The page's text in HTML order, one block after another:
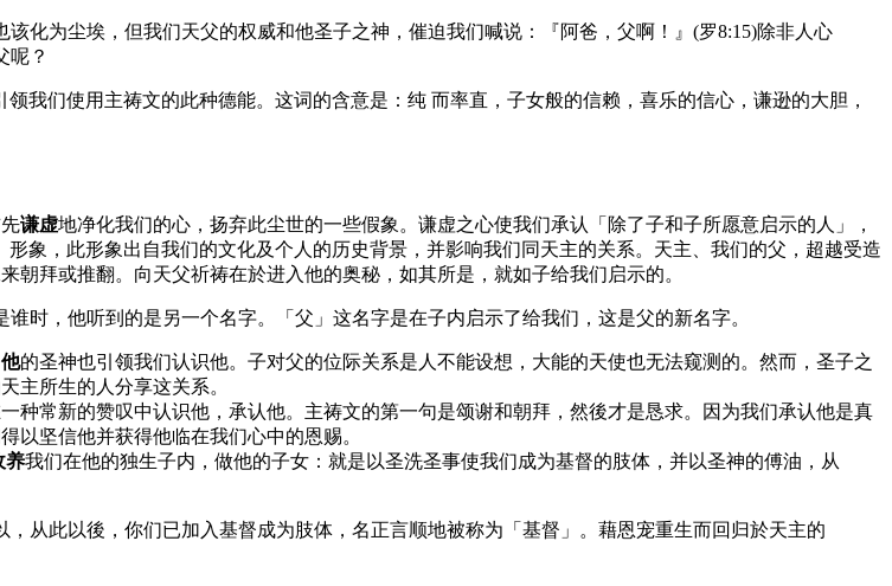
化为尘埃，但我们天父的权威和他圣子之神，催迫我们喊说：『阿爸，父啊！』(罗8:15)除非人心
呢？
我们使用主祷文的此种德能。这词的含意是：纯 而率直，子女般的信赖，喜乐的信心，谦逊的大胆，
谦虚地净化我们的心，扬弃此尘世的一些假象。谦虚之心使我们承认「除了子和子所愿意启示的人」，
形象，此形象出自我们的文化及个人的历史背景，并影响我们同天主的关系。天主、我们的父，超越受造
拜或推翻。向天父祈祷在於进入他的奥秘，如其所是，就如子给我们启示的。
时，他听到的是另一个名字。「父」这名字是在子内启示了给我们，这是父的新名字。
他的圣神也引领我们认识他。子对父的位际关系是人不能设想，大能的天使也无法窥测的。然而，圣子之
主所生的人分享这关系。
种常新的赞叹中认识他，承认他。主祷文的第一句是颂谢和朝拜，然後才是恳求。因为我们承认他是真
以坚信他并获得他临在我们心中的恩赐。
养我们在他的独生子内，做他的子女：就是以圣洗圣事使我们成为基督的肢体，并以圣神的傅油，从
从此以後，你们已加入基督成为肢体，名正言顺地被称为「基督」。藉恩宠重生而回归於天主的